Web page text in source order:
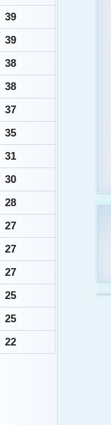
39
39
38
38
37
35
31
30
28
27
27
27
25
25
22